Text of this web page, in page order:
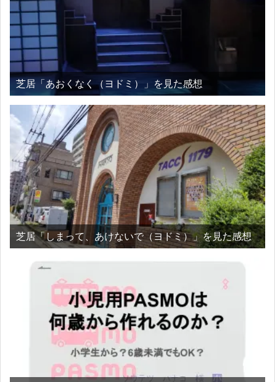
芝居「あおくなく（ヨドミ）」を見た感想
芝居「しまって、あけないで（ヨドミ）」を見た感想